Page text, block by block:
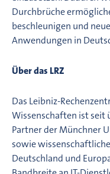
Durchbrüche
beschleunigen und
Anwendungen in
Über das LRZ
Das Leibniz-
Wissenschaften ist seit
Partner der Münchner
sowie
Deutschland und